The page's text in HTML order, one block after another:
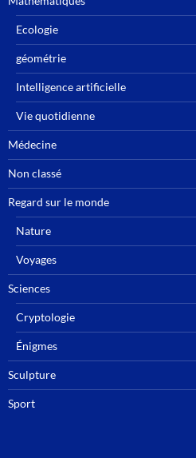
Ecologie
géométrie
Intelligence artificielle
Vie quotidienne
Médecine
Non classé
Regard sur le monde
Nature
Voyages
Sciences
Cryptologie
Énigmes
Sculpture
Sport